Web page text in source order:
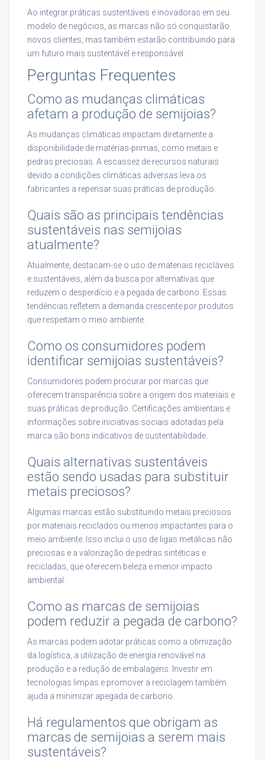
Ao integrar práticas sustentáveis e inovadoras em seu
modelo de negócios, as marcas não só conquistarão
novos clientes, mas também estarão contribuindo para
um futuro mais sustentável e responsável.
Perguntas Frequentes
Como as mudanças climáticas
afetam a produção de semijoias?
As mudanças climáticas impactam diretamente a
disponibilidade de matérias-primas, como metais e
pedras preciosas. A escassez de recursos naturais
devido a condições climáticas adversas leva os
fabricantes a repensar suas práticas de produção.
Quais são as principais tendências
sustentáveis nas semijoias
atualmente?
Atualmente, destacam-se o uso de materiais recicláveis
e sustentáveis, além da busca por alternativas que
reduzem o desperdício e a pegada de carbono. Essas
tendências refletem a demanda crescente por produtos
que respeitam o meio ambiente.
Como os consumidores podem
identificar semijoias sustentáveis?
Consumidores podem procurar por marcas que
oferecem transparência sobre a origem dos materiais e
suas práticas de produção. Certificações ambientais e
informações sobre iniciativas sociais adotadas pela
marca são bons indicativos de sustentabilidade.
Quais alternativas sustentáveis
estão sendo usadas para substituir
metais preciosos?
Algumas marcas estão substituindo metais preciosos
por materiais reciclados ou menos impactantes para o
meio ambiente. Isso inclui o uso de ligas metálicas não
preciosas e a valorização de pedras sintéticas e
recicladas, que oferecem beleza e menor impacto
ambiental.
Como as marcas de semijoias
podem reduzir a pegada de carbono?
As marcas podem adotar práticas como a otimização
da logística, a utilização de energia renovável na
produção e a redução de embalagens. Investir em
tecnologias limpas e promover a reciclagem também
ajuda a minimizar apegada de carbono.
Há regulamentos que obrigam as
marcas de semijoias a serem mais
sustentáveis?